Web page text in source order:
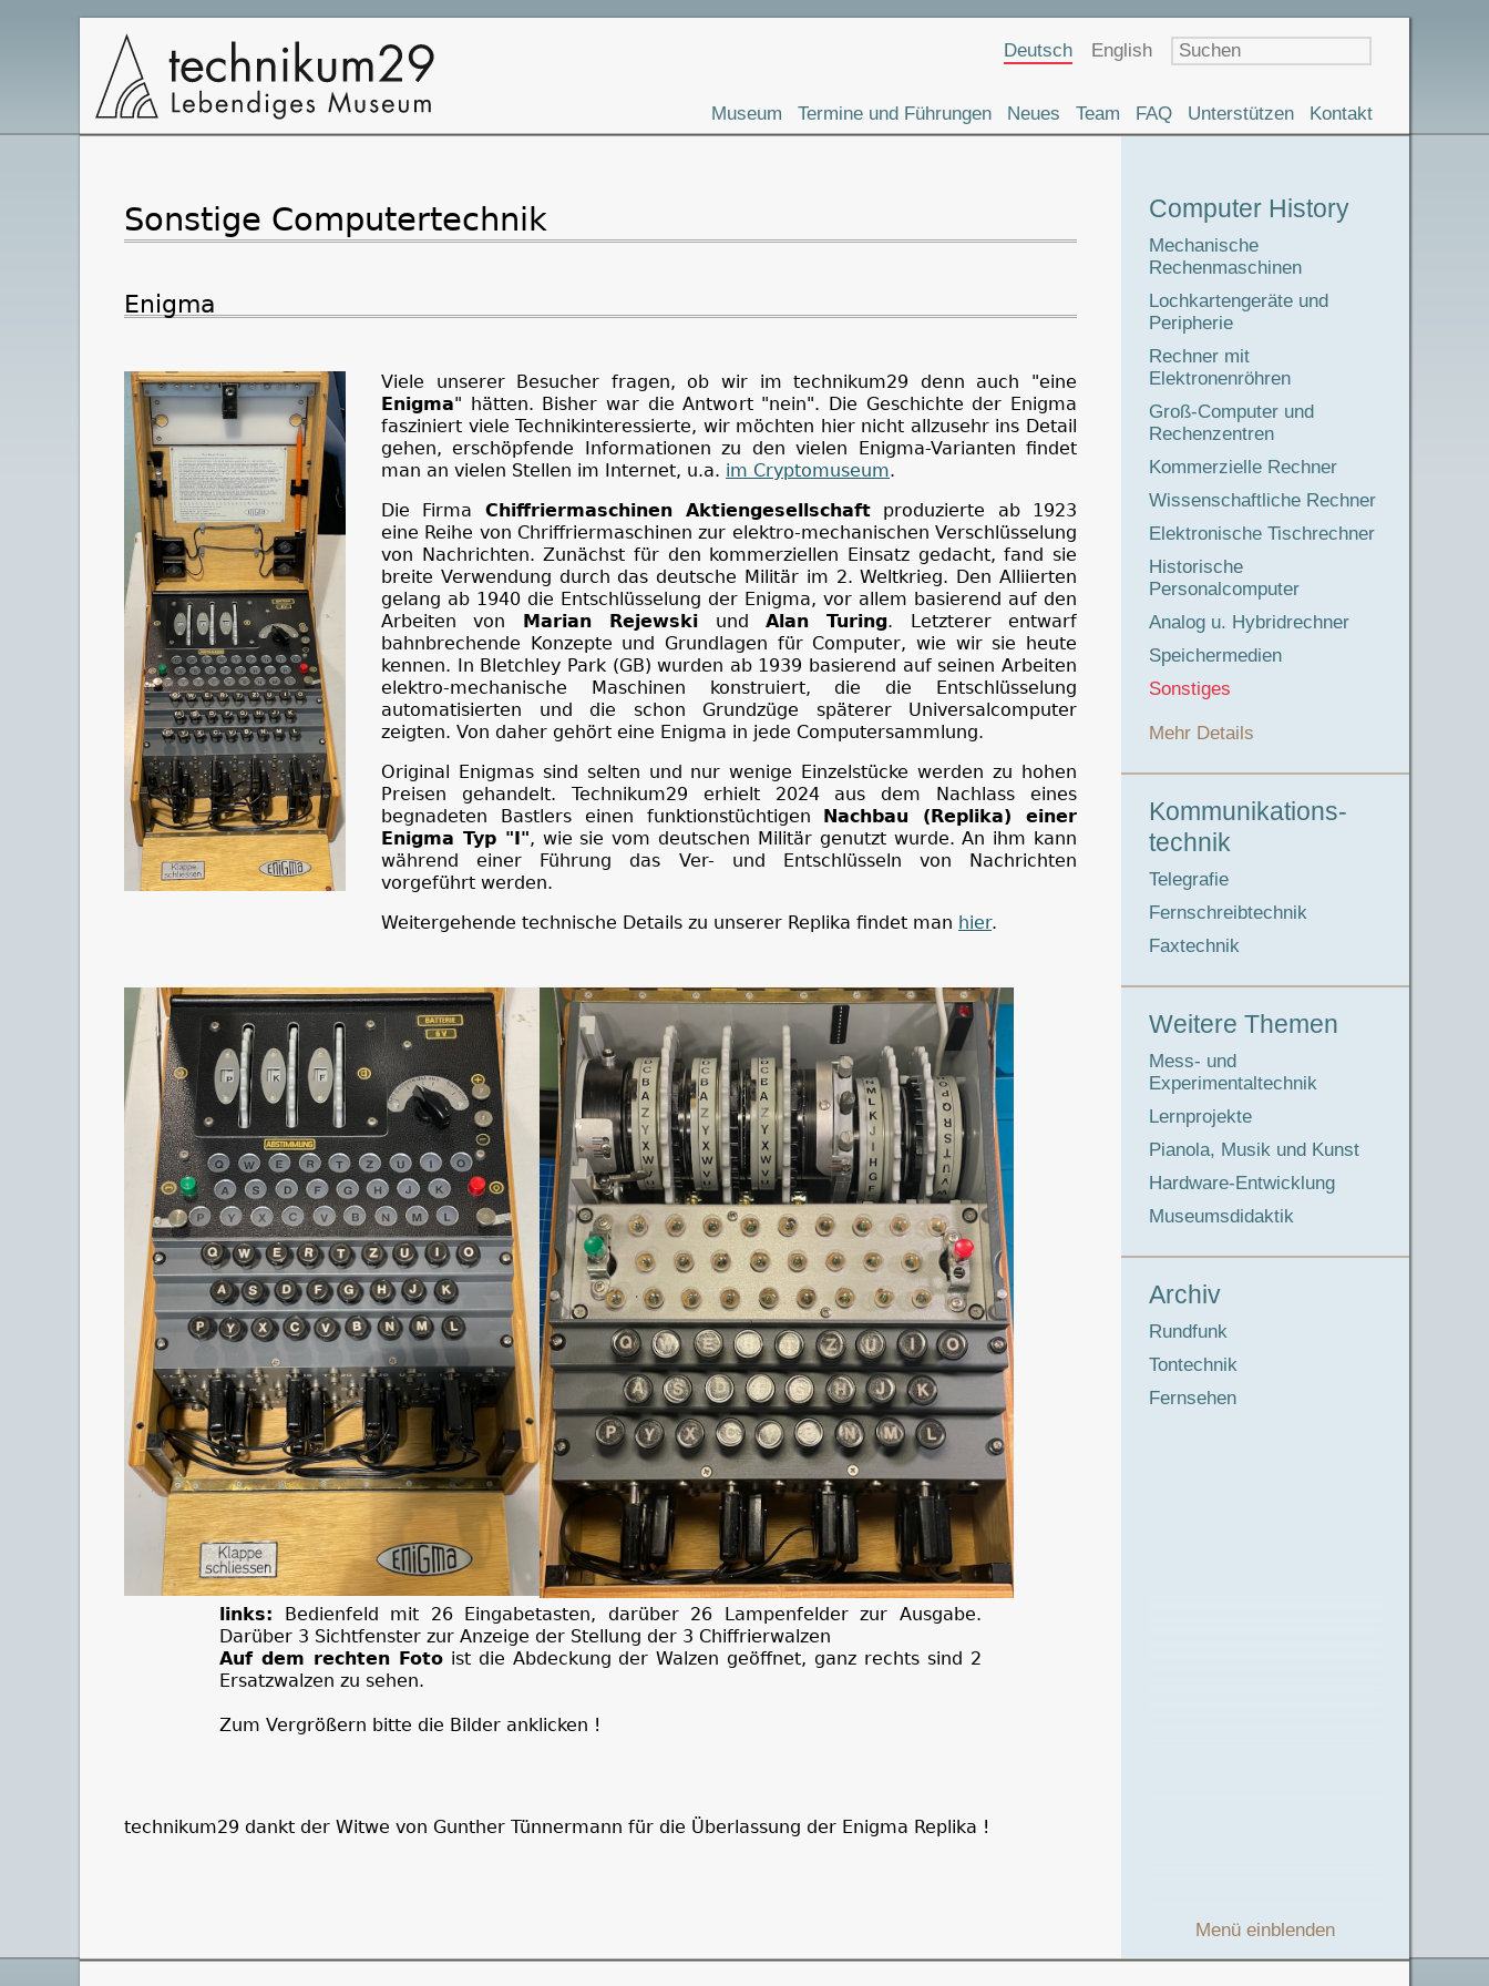
Sonstige Computertechnik
Enigma
Viele unserer Besucher fragen, ob wir im technikum29 denn auch "eine
Enigma" hätten. Bisher war die Antwort "nein". Die Geschichte der Enigma
fasziniert viele Technikinteressierte, wir möchten hier nicht allzusehr ins Detail
gehen, erschöpfende Informationen zu den vielen Enigma-Varianten findet
man an vielen Stellen im Internet, u.a. im Cryptomuseum.
Die Firma Chiffriermaschinen Aktiengesellschaft produzierte ab 1923
eine Reihe von Chriffriermaschinen zur elektro-mechanischen Verschlüsselung
von Nachrichten. Zunächst für den kommerziellen Einsatz gedacht, fand sie
breite Verwendung durch das deutsche Militär im 2. Weltkrieg. Den Alliierten
gelang ab 1940 die Entschlüsselung der Enigma, vor allem basierend auf den
Arbeiten von Marian Rejewski und Alan Turing. Letzterer entwarf
bahnbrechende Konzepte und Grundlagen für Computer, wie wir sie heute
kennen. In Bletchley Park (GB) wurden ab 1939 basierend auf seinen Arbeiten
elektro-mechanische Maschinen konstruiert, die die Entschlüsselung
automatisierten und die schon Grundzüge späterer Universalcomputer
zeigten. Von daher gehört eine Enigma in jede Computersammlung.
Original Enigmas sind selten und nur wenige Einzelstücke werden zu hohen
Preisen gehandelt. Technikum29 erhielt 2024 aus dem Nachlass eines
begnadeten Bastlers einen funktionstüchtigen Nachbau (Replika) einer
Enigma Typ "I", wie sie vom deutschen Militär genutzt wurde. An ihm kann
während einer Führung das Ver- und Entschlüsseln von Nachrichten
vorgeführt werden.
Weitergehende technische Details zu unserer Replika findet man hier.
links: Bedienfeld mit 26 Eingabetasten, darüber 26 Lampenfelder zur Ausgabe.
Darüber 3 Sichtfenster zur Anzeige der Stellung der 3 Chiffrierwalzen
Auf dem rechten Fotoist die Abdeckung der Walzen geöffnet, ganz rechts sind 2
Ersatzwalzen zu sehen.
Zum Vergrößern bitte die Bilder anklicken !
technikum29 dankt der Witwe von Gunther Tünnermann für die Überlassung der Enigma Replika !
Computer History
Mechanische
Rechenmaschinen
Lochkartengeräte und
Peripherie
Rechner mit
Elektronenröhren
Groß-Computer und
Rechenzentren
Kommerzielle Rechner
Wissenschaftliche Rechner
Elektronische Tischrechner
Historische
Personalcomputer
Analog u. Hybridrechner
Speichermedien
Sonstiges
Mehr Details
Kommunikations-
technik
Telegrafie
Fernschreibtechnik
Faxtechnik
Weitere Themen
Mess- und
Experimentaltechnik
Lernprojekte
Pianola, Musik und Kunst
Hardware-Entwicklung
Museumsdidaktik
Archiv
Rundfunk
Tontechnik
Fernsehen
Menü einblenden
Hauptnavigation
Museum Termine und Führungen Neues Team FAQ Unterstützen Kontakt
Sprachauswahl
Deutsch English